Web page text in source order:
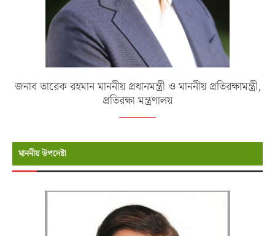
জনাব তারেক রহমান মাননীয় প্রধানমন্ত্রী ও মাননীয় প্রতিরক্ষামন্ত্রী,
প্রতিরক্ষা মন্ত্রণালয়
মাননীয় উপদেষ্টা